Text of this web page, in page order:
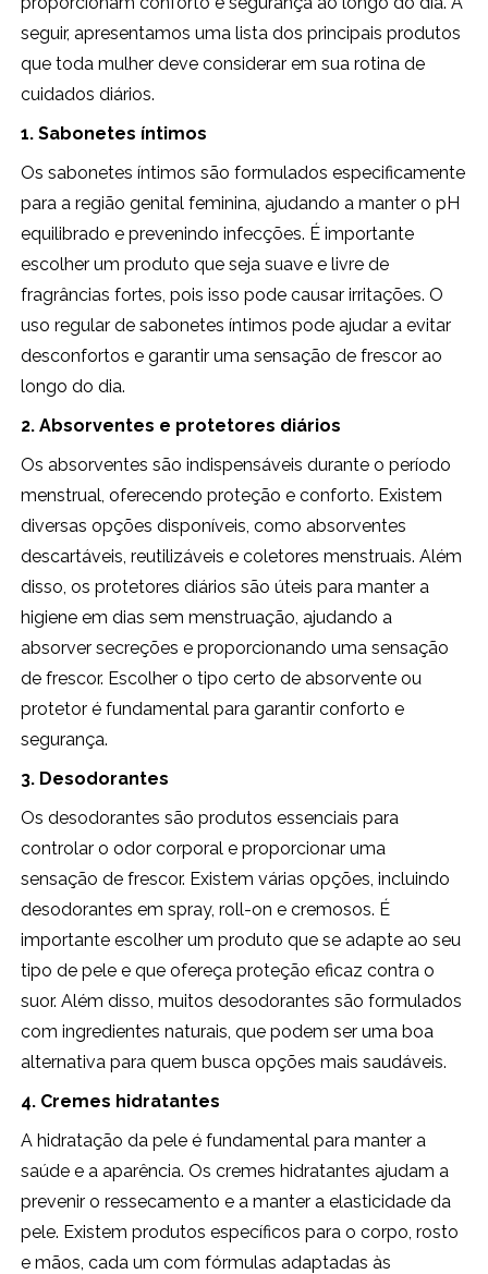
seguir, apresentamos uma lista dos principais produtos
que toda mulher deve considerar em sua rotina de
cuidados diários.
1. Sabonetes íntimos
Os sabonetes íntimos são formulados especificamente
para a região genital feminina, ajudando a manter o pH
equilibrado e prevenindo infecções. É importante
escolher um produto que seja suave e livre de
fragrâncias fortes, pois isso pode causar irritações. O
uso regular de sabonetes íntimos pode ajudar a evitar
desconfortos e garantir uma sensação de frescor ao
longo do dia.
2. Absorventes e protetores diários
Os absorventes são indispensáveis durante o período
menstrual, oferecendo proteção e conforto. Existem
diversas opções disponíveis, como absorventes
descartáveis, reutilizáveis e coletores menstruais. Além
disso, os protetores diários são úteis para manter a
higiene em dias sem menstruação, ajudando a
absorver secreções e proporcionando uma sensação
de frescor. Escolher o tipo certo de absorvente ou
protetor é fundamental para garantir conforto e
segurança.
3. Desodorantes
Os desodorantes são produtos essenciais para
controlar o odor corporal e proporcionar uma
sensação de frescor. Existem várias opções, incluindo
desodorantes em spray, roll-on e cremosos. É
importante escolher um produto que se adapte ao seu
tipo de pele e que ofereça proteção eficaz contra o
suor. Além disso, muitos desodorantes são formulados
com ingredientes naturais, que podem ser uma boa
alternativa para quem busca opções mais saudáveis.
4. Cremes hidratantes
A hidratação da pele é fundamental para manter a
saúde e a aparência. Os cremes hidratantes ajudam a
prevenir o ressecamento e a manter a elasticidade da
pele. Existem produtos específicos para o corpo, rosto
e mãos, cada um com fórmulas adaptadas às